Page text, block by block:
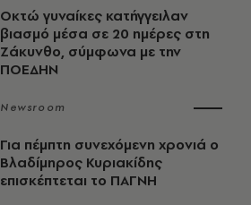
Οκτώ γυναίκες κατήγγειλαν
βιασμό μέσα σε 20 ημέρες στη
Ζάκυνθο, σύμφωνα με την
ΠΟΕΔΗΝ
Newsroom
Για πέμπτη συνεχόμενη χρονιά ο
Βλαδίμηρος Κυριακίδης
επισκέπτεται το ΠΑΓΝΗ